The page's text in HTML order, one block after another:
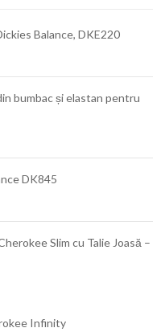
Balance, DKE220
bumbac și elastan pentru
DK845
Slim cu Talie Joasă –
Infinity